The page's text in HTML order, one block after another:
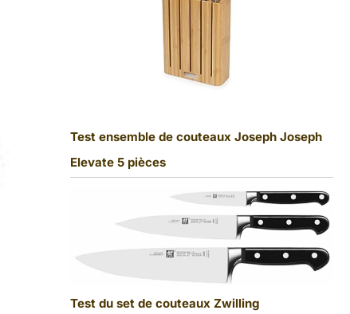
Test ensemble de couteaux Joseph Joseph
Elevate 5 pièces
Test du set de couteaux Zwilling